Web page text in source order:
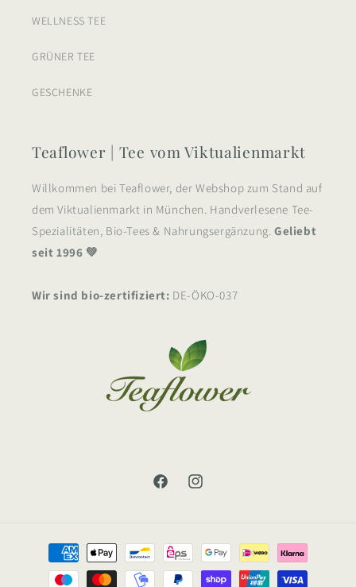
WELLNESS TEE
GRÜNER TEE
GESCHENKE
Teaflower | Tee vom Viktualienmarkt
Willkommen bei Teaflower, der Webshop zum Stand auf
dem Viktualienmarkt in München. Handverlesene Tee-
Spezialitäten, Bio-Tees & Nahrungsergänzung.Geliebt
seit 1996 💚
Wir sind bio-zertifiziert: DE-ÖKO-037
FacebookInstagram
Zahlungsmethoden